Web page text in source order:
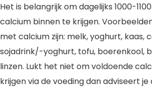
Het is belangrijk om dagelijks 1000-
calcium binnen te krijgen.
met calcium zijn: melk, yoghurt, kaas,
sojadrink/-yoghurt, tofu, boerenkool,
linzen. Lukt het niet om voldoende
krijgen via de voeding dan adviseert